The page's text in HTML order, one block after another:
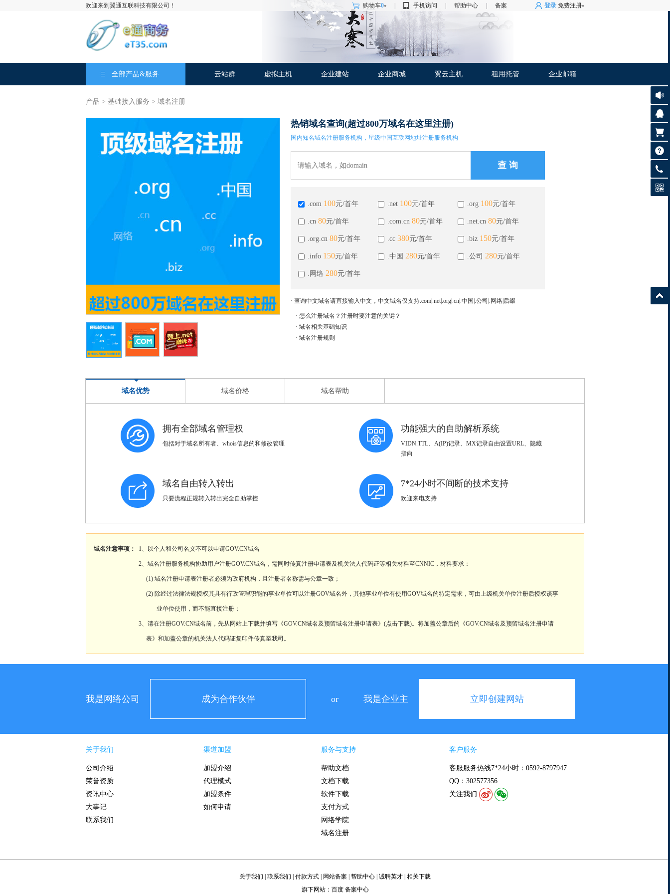
欢迎来到翼通互联科技有限公司！ 购物车0 手机访问 帮助中心 备案 登录 免费注册
全部产品&服务 云站群 虚拟主机 企业建站 企业商城 翼云主机 租用托管 企业邮箱
产品 > 基础接入服务 > 域名注册
热销域名查询(超过800万域名在这里注册)
国内知名域名注册服务机构，星级中国互联网地址注册服务机构
.com 100元/首年 .net 100元/首年 .org 100元/首年
.cn 80元/首年 .com.cn 80元/首年 .net.cn 80元/首年
.org.cn 80元/首年 .cc 380元/首年 .biz 150元/首年
.info 150元/首年 .中国 280元/首年 .公司 280元/首年
.网络 280元/首年
· 查询中文域名请直接输入中文，中文域名仅支持.com|.net|.org|.cn|.中国|.公司|.网络|后缀
· 怎么注册域名？注册时要注意的关键？
· 域名相关基础知识
· 域名注册规则
域名优势 域名价格 域名帮助
拥有全部域名管理权
包括对于域名所有者、whois信息的和修改管理
功能强大的自助解析系统
VIDN.TTL、A(IP)记录、MX记录自由设置URL、隐藏
指向
域名自由转入转出
只要流程正规转入转出完全自助掌控
7*24小时不间断的技术支持
欢迎来电支持
域名注意事项： 1、以个人和公司名义不可以申请GOV.CN域名
2、域名注册服务机构协助用户注册GOV.CN域名，需同时传真注册申请表及机关法人代码证等相关材料至CNNIC，材料要求：
(1) 域名注册申请表注册者必须为政府机构，且注册者名称需与公章一致；
(2) 除经过法律法规授权其具有行政管理职能的事业单位可以注册GOV域名外，其他事业单位有使用GOV域名的特定需求，可由上级机关单位注册后授权该事
业单位使用，而不能直接注册；
3、请在注册GOV.CN域名前，先从网站上下载并填写《GOV.CN域名及预留域名注册申请表》(点击下载)。将加盖公章后的《GOV.CN域名及预留域名注册申请
表》和加盖公章的机关法人代码证复印件传真至我司。
我是网络公司 成为合作伙伴 or 我是企业主 立即创建网站
关于我们
公司介绍
荣誉资质
资讯中心
大事记
联系我们
渠道加盟
加盟介绍
代理模式
加盟条件
如何申请
服务与支持
帮助文档
文档下载
软件下载
支付方式
网络学院
域名注册
客户服务
客服服务热线7*24小时：0592-8797947
QQ：302577356
关注我们
关于我们 联系我们 付款方式 网站备案 帮助中心 诚聘英才 相关下载
旗下网站： 百度 备案中心
0592-